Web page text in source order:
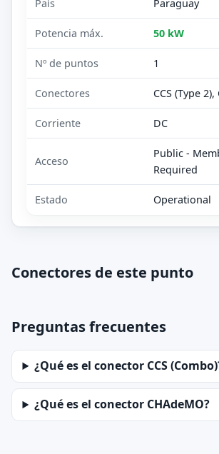
País Paraguay
Potencia máx. 50 kW
Nº de puntos 1
Conectores CCS (Type
Corriente DC
Acceso
Public -
Required
Estado Operational
Conectores de este punto
Preguntas frecuentes
¿Qué es el conector CCS
¿Qué es el conector CHAdeMO?